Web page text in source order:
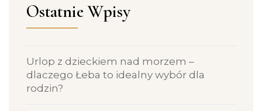
Ostatnie Wpisy
Urlop z dzieckiem nad morzem –
dlaczego Łeba to idealny wybór dla
rodzin?